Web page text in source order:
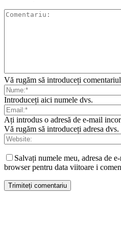
Vă rugăm să introduceți
Introduceți aici numele dvs.
Ați introdus o adresă de e-mail
Vă rugăm să introduceți adresa
Salvați numele meu, adresa de
browser pentru data viitoare i